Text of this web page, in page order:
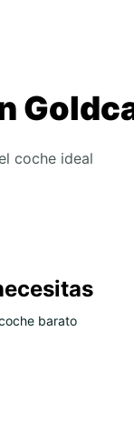
coche ideal
barato